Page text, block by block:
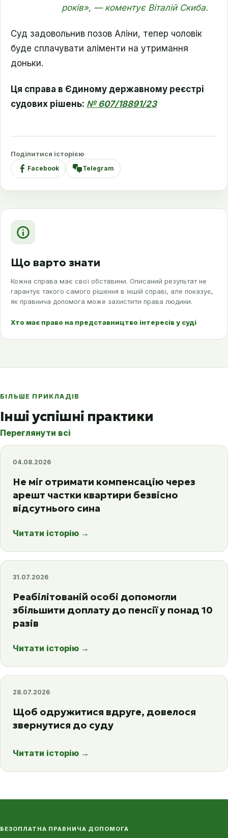
років», — коментує Віталій Скиба.
Суд задовольнив позов Аліни, тепер чоловік
буде сплачувати аліменти на утримання
доньки.
Ця справа в Єдиному державному реєстрі
судових рішень: № 607/18891/23
Поділитися історією
Facebook Telegram
Що варто знати
Кожна справа має свої обставини. Описаний результат не
гарантує такого самого рішення в іншій справі, але показує,
як правнича допомога може захистити права людини.
Хто має право на представництво інтересів у суді
БІЛЬШЕ ПРИКЛАДІВ
Інші успішні практики
Переглянути всі
04.08.2026
Не міг отримати компенсацію через
арешт частки квартири безвісно
відсутнього сина
Читати історію →
31.07.2026
Реабілітованій особі допомогли
збільшити доплату до пенсії у понад 10
разів
Читати історію →
28.07.2026
Щоб одружитися вдруге, довелося
звернутися до суду
Читати історію →
БЕЗОПЛАТНА ПРАВНИЧА ДОПОМОГА